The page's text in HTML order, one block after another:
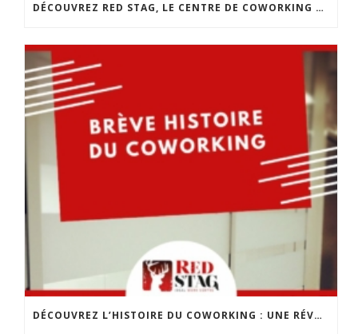
DÉCOUVREZ RED STAG, LE CENTRE DE COWORKING DE CHOLET
DÉCOUVREZ L’HISTOIRE DU COWORKING : UNE RÉVOLUTION DANS LE MONDE DU TRAVAIL